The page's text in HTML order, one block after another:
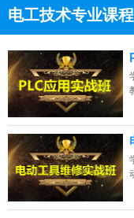
电工技术专业课程
点击免费咨询电话